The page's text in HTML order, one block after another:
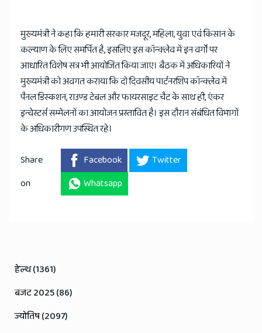
मुख्यमंत्री ने कहा कि हमारी सरकार मजदूर, महिला, युवा एवं किसान के
कल्याण के लिए समर्पित है, इसलिए इस कॉन्क्लेव में इन वर्गाें पर
आधारित विशेष सत्र भी आयोजित किया जाए। बैठक में अधिकारियों ने
मुख्यमंत्री को अवगत कराया कि दो दिवसीय पार्टनरशिप कॉन्क्लेव में
पैनल डिस्कशन, राउण्ड टेबल और फायरसाइट चैट के साथ ही, एंकर
इन्वेस्टर्स सम्मेलनों का आयोजन प्रस्तावित है। इस दौरान संबंधित विभागों
के अधिकारीगण उपस्थित रहे।
Share
on
Facebook
Twitter
Whatsapp
हेल्थ (1361)
बजट 2025 (86)
ज्योतिष (2097)